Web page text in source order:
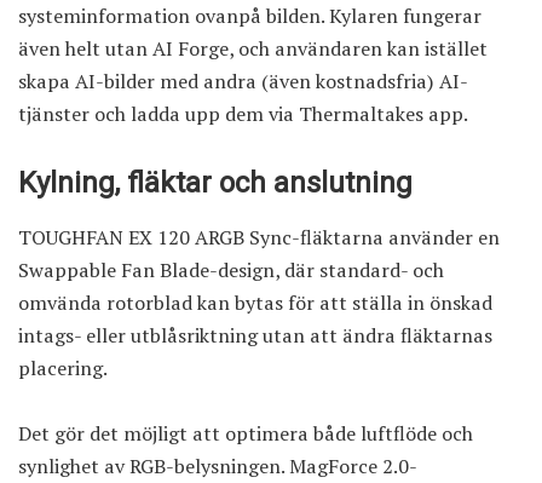
systeminformation ovanpå bilden. Kylaren fungerar
även helt utan AI Forge, och användaren kan istället
skapa AI-bilder med andra (även kostnadsfria) AI-
tjänster och ladda upp dem via Thermaltakes app.
Kylning, fläktar och anslutning
TOUGHFAN EX 120 ARGB Sync-fläktarna använder en
Swappable Fan Blade-design, där standard- och
omvända rotorblad kan bytas för att ställa in önskad
intags- eller utblåsriktning utan att ändra fläktarnas
placering.
Det gör det möjligt att optimera både luftflöde och
synlighet av RGB-belysningen. MagForce 2.0-